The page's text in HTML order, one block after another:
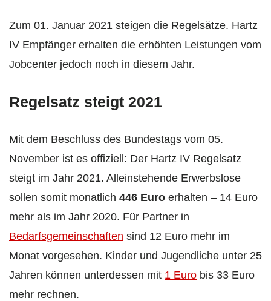
Zum 01. Januar 2021 steigen die Regelsätze. Hartz
IV Empfänger erhalten die erhöhten Leistungen vom
Jobcenter jedoch noch in diesem Jahr.
Regelsatz steigt 2021
Mit dem Beschluss des Bundestags vom 05.
November ist es offiziell: Der Hartz IV Regelsatz
steigt im Jahr 2021. Alleinstehende Erwerbslose
sollen somit monatlich 446 Euro erhalten – 14 Euro
mehr als im Jahr 2020. Für Partner in
Bedarfsgemeinschaften sind 12 Euro mehr im
Monat vorgesehen. Kinder und Jugendliche unter 25
Jahren können unterdessen mit 1 Euro bis 33 Euro
mehr rechnen.